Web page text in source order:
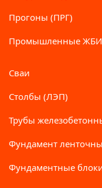
Прогоны (ПРГ)
Промышленные ЖБИ
Сваи
Столбы (ЛЭП)
Трубы
Фундамент
Фундаментные